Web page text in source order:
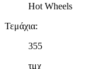
Hot Wheels
Τεμάχια:
355
τμχ